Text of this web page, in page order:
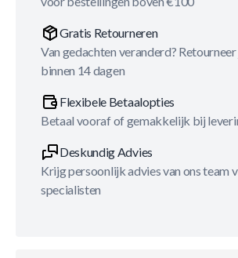
Gratis Retourneren
Van gedachten veranderd?
binnen 14 dagen
Flexibele Betaalopties
Betaal vooraf of gemakkelijk bij
Deskundig Advies
Krijg persoonlijk advies van ons team
specialisten